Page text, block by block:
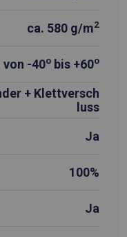
ca. 580 g/m2
von -40o bis +60o
+ Klettversch
luss
Ja
100%
Ja